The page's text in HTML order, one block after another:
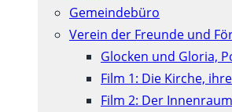
Gemeindebüro
Verein der Freunde und
Glocken und Gloria,
Film 1: Die Kirche,
Film 2: Der